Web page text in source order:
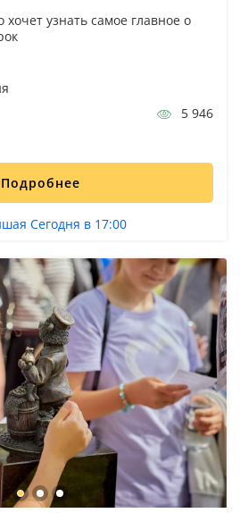
хочет узнать самое главное о
5 946
Подробнее
Сегодня в 17:00